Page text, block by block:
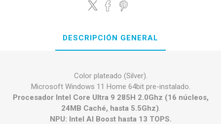
DESCRIPCIÓN GENERAL
Color plateado (Silver).
Microsoft Windows 11 Home 64bit pre-instalado.
Procesador Intel Core Ultra 9 285H 2.0Ghz (16 núcleos,
24MB Caché, hasta 5.5Ghz).
NPU: Intel AI Boost hasta 13 TOPS.